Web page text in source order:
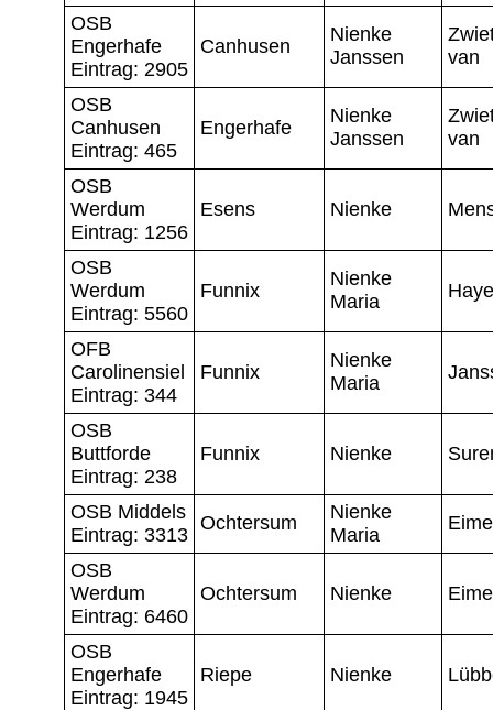
OSB
Engerhafe
Eintrag: 2905
Canhusen
Nienke
Janssen
van
OSB
Canhusen
Eintrag: 465
Engerhafe
Nienke
Janssen
van
OSB
Werdum
Eintrag: 1256
Esens Nienke
OSB
Werdum
Eintrag: 5560
Funnix
Nienke
Maria
OFB
Carolinensiel
Eintrag: 344
Funnix
Nienke
Maria
OSB
Buttforde
Eintrag: 238
Funnix Nienke
OSB Middels
Eintrag: 3313
Ochtersum
Nienke
Maria
OSB
Werdum
Eintrag: 6460
Ochtersum Nienke
OSB
Engerhafe
Eintrag: 1945
Riepe Nienke